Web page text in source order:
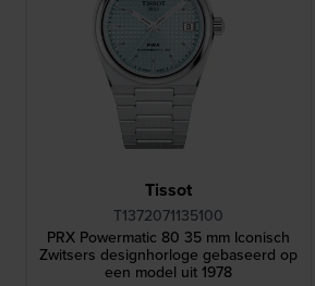
Tissot
T1372071135100
PRX Powermatic 80 35 mm Iconisch
Zwitsers designhorloge gebaseerd op
een model uit 1978